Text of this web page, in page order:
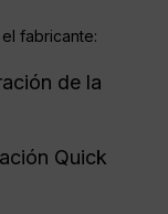
fabricante:
de la
Quick